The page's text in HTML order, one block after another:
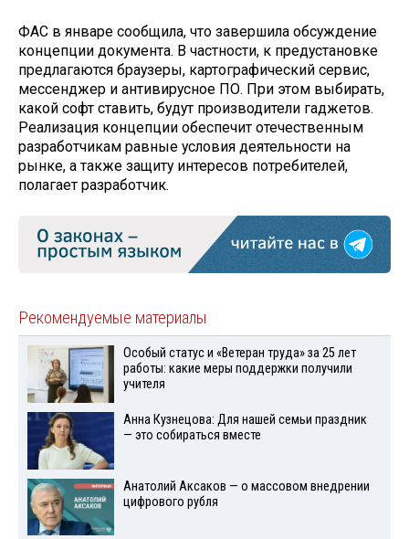
ФАС в январе сообщила, что завершила обсуждение
концепции документа. В частности, к предустановке
предлагаются браузеры, картографический сервис,
мессенджер и антивирусное ПО. При этом выбирать,
какой софт ставить, будут производители гаджетов.
Реализация концепции обеспечит отечественным
разработчикам равные условия деятельности на
рынке, а также защиту интересов потребителей,
полагает разработчик.
Рекомендуемые материалы
Особый статус и «Ветеран труда» за 25 лет
работы: какие меры поддержки получили
учителя
Анна Кузнецова: Для нашей семьи праздник
— это собираться вместе
Анатолий Аксаков — о массовом внедрении
цифрового рубля